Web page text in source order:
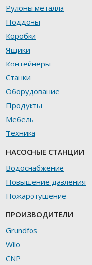
Рулоны металла
Поддоны
Коробки
Ящики
Контейнеры
Станки
Оборудование
Продукты
Мебель
Техника
НАСОСНЫЕ СТАНЦИИ
Водоснабжение
Повышение давления
Пожаротушение
ПРОИЗВОДИТЕЛИ
Grundfos
Wilo
CNP